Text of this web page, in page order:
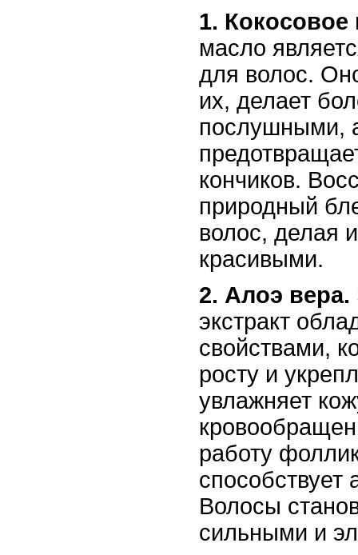
1. Кокосовое
масло
для волос.
их, делает
послушными,
кончиков.
природный
волос, делая
красивыми.
2. Алоэ вера.
экстракт
свойствами,
росту и
увлажняет
работу
способствует
Волосы
сильными и